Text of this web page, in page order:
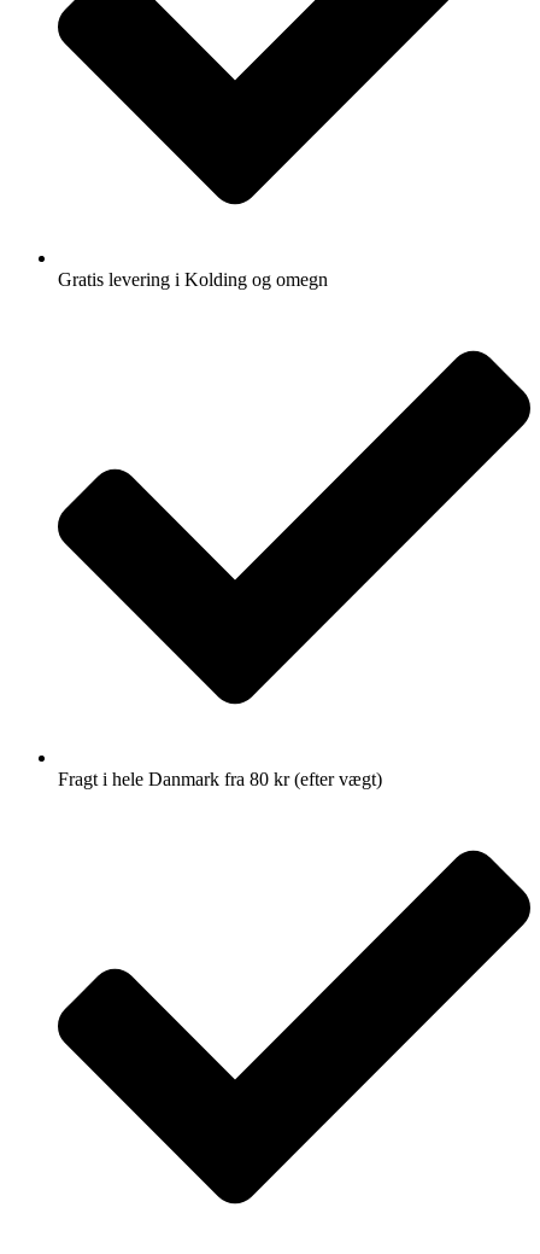
Gratis levering i Kolding og omegn
Fragt i hele Danmark fra 80 kr (efter vægt)